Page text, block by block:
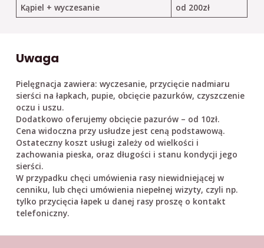
Kąpiel + wyczesanie
od 200zł
Uwaga
Pielęgnacja zawiera: wyczesanie, przycięcie nadmiaru
sierści na łapkach, pupie, obcięcie pazurków, czyszczenie
oczu i uszu.
Dodatkowo oferujemy obcięcie pazurów – od 10zł.
Cena widoczna przy usłudze jest ceną podstawową.
Ostateczny koszt usługi zależy od wielkości i
zachowania pieska, oraz długości i stanu kondycji jego
sierści.
W przypadku chęci umówienia rasy niewidniejącej w
cenniku, lub chęci umówienia niepełnej wizyty, czyli np.
tylko przycięcia łapek u danej rasy proszę o kontakt
telefoniczny.